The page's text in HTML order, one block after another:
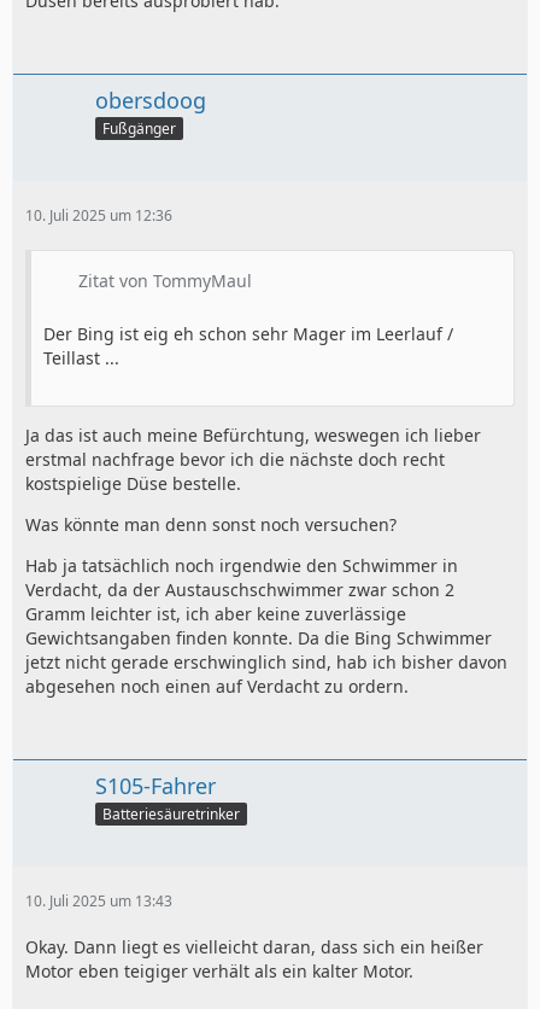
obersdoog
Fußgänger
10. Juli 2025 um 12:36
Zitat von TommyMaul
Der Bing ist eig eh schon sehr Mager im Leerlauf /
Teillast ...
Ja das ist auch meine Befürchtung, weswegen ich lieber
erstmal nachfrage bevor ich die nächste doch recht
kostspielige Düse bestelle.
Was könnte man denn sonst noch versuchen?
Hab ja tatsächlich noch irgendwie den Schwimmer in
Verdacht, da der Austauschschwimmer zwar schon 2
Gramm leichter ist, ich aber keine zuverlässige
Gewichtsangaben finden konnte. Da die Bing Schwimmer
jetzt nicht gerade erschwinglich sind, hab ich bisher davon
abgesehen noch einen auf Verdacht zu ordern.
S105-Fahrer
Batteriesäuretrinker
10. Juli 2025 um 13:43
Okay. Dann liegt es vielleicht daran, dass sich ein heißer
Motor eben teigiger verhält als ein kalter Motor.